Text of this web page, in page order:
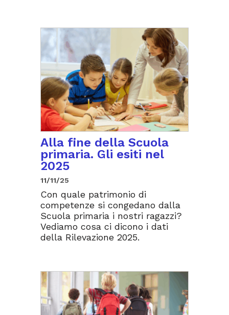
Alla fine della Scuola
primaria. Gli esiti nel
2025
11/11/25
Con quale patrimonio di
competenze si congedano dalla
Scuola primaria i nostri ragazzi?
Vediamo cosa ci dicono i dati
della Rilevazione 2025.